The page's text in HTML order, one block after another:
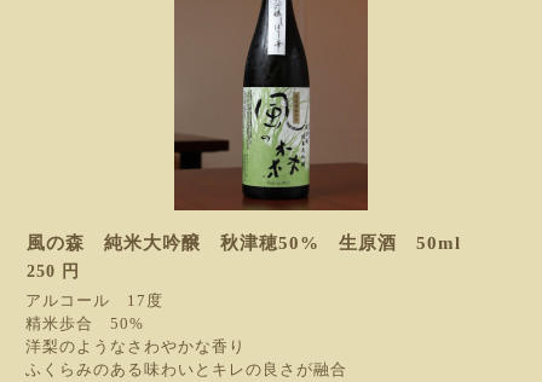
風の森 純米大吟醸 秋津穂50% 生原酒 50ml
250 円
アルコール 17度
精米歩合 50%
洋梨のようなさわやかな香り
ふくらみのある味わいとキレの良さが融合